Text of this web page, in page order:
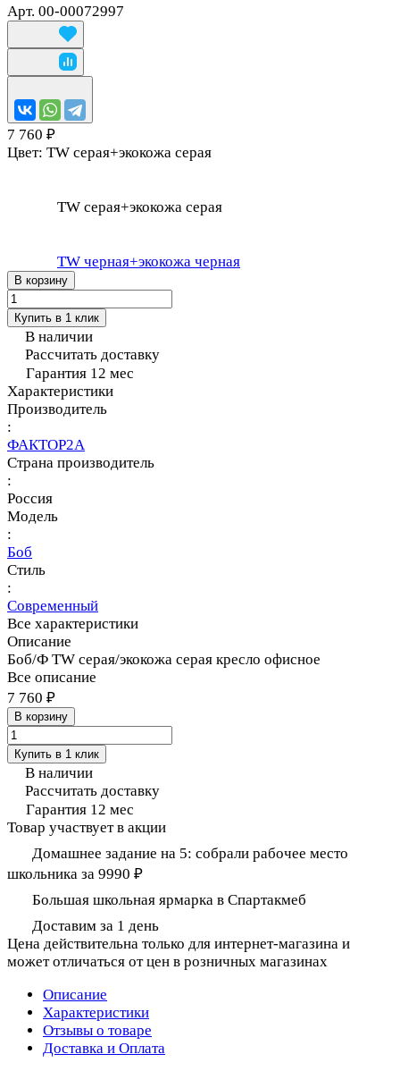
Арт. 00-00072997
7 760 ₽
Цвет: TW серая+экокожа серая
TW серая+экокожа серая
TW черная+экокожа черная
В корзину
Купить в 1 клик
В наличии
Рассчитать доставку
Гарантия 12 мес
Характеристики
Производитель
:
ФАКТОР2А
Страна производитель
:
Россия
Модель
:
Боб
Стиль
:
Современный
Все характеристики
Описание
Боб/Ф TW серая/экокожа серая кресло офисное
Все описание
7 760 ₽
В корзину
Купить в 1 клик
В наличии
Рассчитать доставку
Гарантия 12 мес
Товар участвует в акции
Домашнее задание на 5: собрали рабочее место
школьника за 9990 ₽
Большая школьная ярмарка в Спартакмеб
Доставим за 1 день
Цена действительна только для интернет-магазина и
может отличаться от цен в розничных магазинах
Описание
Характеристики
Отзывы о товаре
Доставка и Оплата